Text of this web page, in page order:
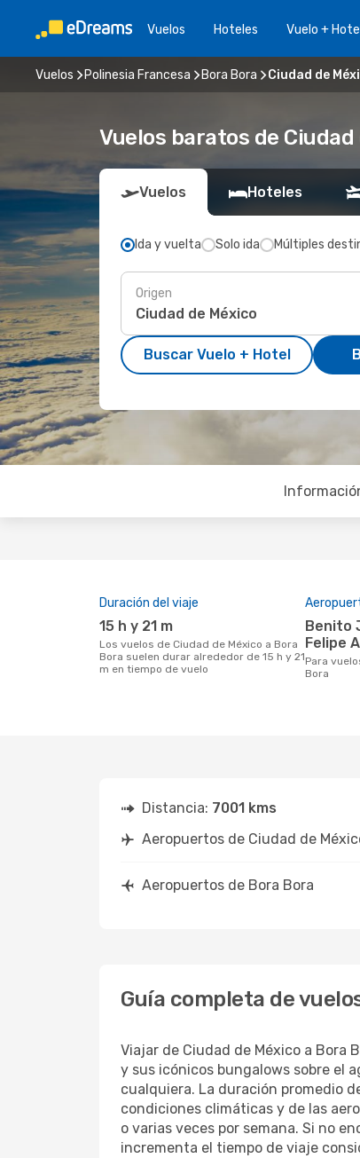
Vuelos Hoteles Vuelo + Hotel
Vuelos Polinesia Francesa Bora Bora Ciudad de
Vuelos baratos de
Vuelos Hoteles
Ida y vuelta Solo ida Múltiples
Origen
Buscar Vuelo + Hotel
Duración del viaje
15 h y 21 m
Los vuelos de Ciudad de México a Bora
Bora suelen durar alrededor de 15 h y 21
m en tiempo de vuelo
Benito Juarez Internacional,
Felipe
Para vuelos de Ciudad de México a Bora
Bora
Distancia: 7001 kms
Aeropuertos de Ciudad de
Aeropuertos de Bora Bora
Guía completa de
Viajar de Ciudad de México a Bora
y sus icónicos bungalows sobre el
cualquiera. La duración promedio
condiciones climáticas y de las
o varias veces por semana. Si no
incrementa el tiempo de viaje